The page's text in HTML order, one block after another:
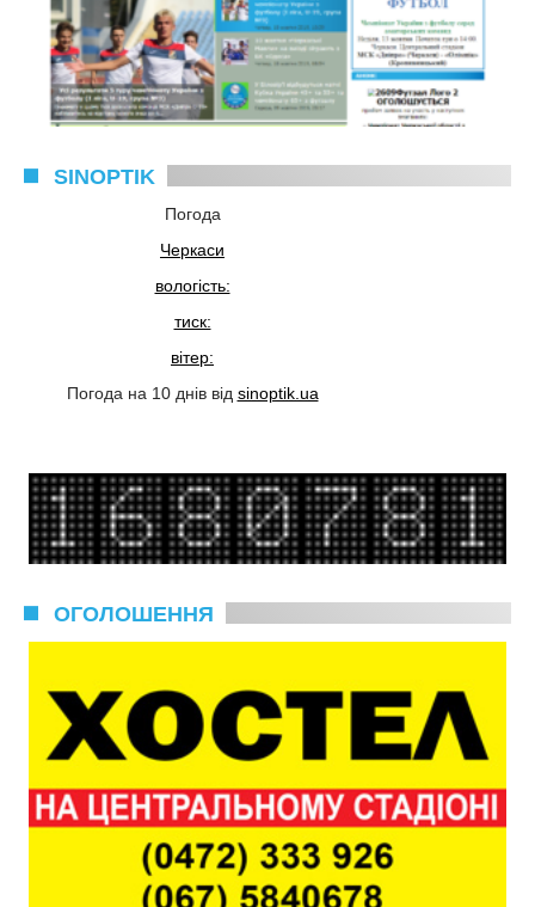
SINOPTIK
Погода
Черкаси
вологість:
тиск:
вітер:
Погода на 10 днів від sinoptik.ua
ОГОЛОШЕННЯ